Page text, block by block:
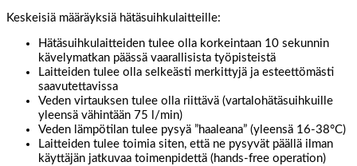
Keskeisiä määräyksiä hätäsuihkulaitteille:
Hätäsuihkulaitteiden tulee olla korkeintaan 10 sekunnin
kävelymatkan päässä vaarallisista työpisteistä
Laitteiden tulee olla selkeästi merkittyjä ja esteettömästi
saavutettavissa
Veden virtauksen tulee olla riittävä (vartalohätäsuihkuille
yleensä vähintään 75 l/min)
Veden lämpötilan tulee pysyä ”haaleana” (yleensä 16-38°C)
Laitteiden tulee toimia siten, että ne pysyvät päällä ilman
käyttäjän jatkuvaa toimenpidettä (hands-free operation)